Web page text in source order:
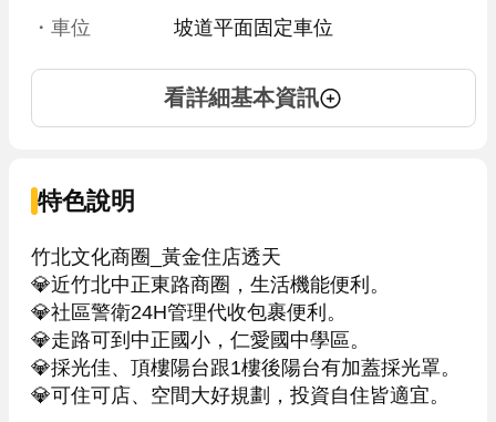
・車位
坡道平面固定車位
看詳細基本資訊
特色說明
竹北文化商圈_黃金住店透天
💎近竹北中正東路商圈，生活機能便利。
💎社區警衛24H管理代收包裹便利。
💎走路可到中正國小，仁愛國中學區。
💎採光佳、頂樓陽台跟1樓後陽台有加蓋採光罩。
💎可住可店、空間大好規劃，投資自住皆適宜。